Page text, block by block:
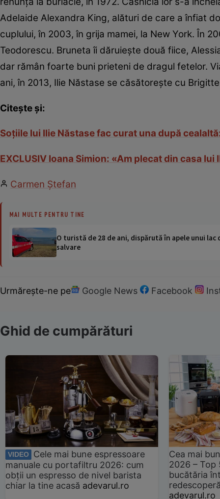
Adelaide Alexandra King, alături de care a înfiat
cuplului, în 2003, în grija mamei, la New York. În
Teodorescu. Bruneta îi dăruieşte două fiice,
dar rămân foarte buni prieteni de dragul fetelor.
ani, în 2013, Ilie Năstase se căsătoreşte cu
Citește și:
Soţiile lui Ilie Năstase fac curat una după
EXCLUSIV Ioana Simion: «Am plecat din casa
Carmen Ştefan
MAI MULTE PENTRU TINE
O turistă de 28 de ani, dispărută în apele unui
salvare
Urmărește-ne pe Google News Facebook
Ghid de cumpărături
VIDEO
Cele mai bune espressoare
manuale cu portafiltru 2026: cum
obții un espresso de nivel barista
chiar la tine acasă adevarul.ro
Cea mai
2026 –
bucătăria
adevarul.ro